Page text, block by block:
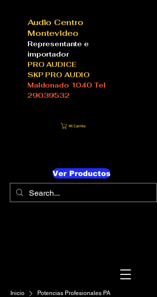
Audio Centro
Montevideo
Representante e
importador
PRO AUDICE
SKP PRO AUDIO
Maldonado 1040 Tel
29039532
Mi Carrito
Ver Productos
Inicio Potencias Profesionales PA